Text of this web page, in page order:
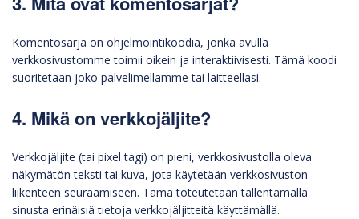
Komentosarja on ohjelmointikoodia, jonka avulla
verkkosivustomme toimii oikein ja interaktiivisesti. Tämä koodi
suoritetaan joko palvelimellamme tai laitteellasi.
4. Mikä on verkkojäljite?
Verkkojäljite (tai pixel tagi) on pieni, verkkosivustolla oleva
näkymätön teksti tai kuva, jota käytetään verkkosivuston
liikenteen seuraamiseen. Tämä toteutetaan tallentamalla
sinusta erinäisiä tietoja verkkojäljitteitä käyttämällä.